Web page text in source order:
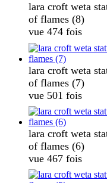
lara croft weta
of flames (8)
vue 474 fois
lara croft weta
of flames (7)
vue 501 fois
lara croft weta
of flames (6)
vue 467 fois